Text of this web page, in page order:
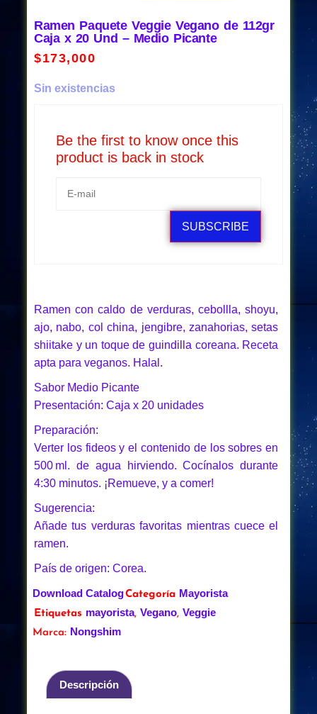
Ramen Paquete Veggie Vegano de 112gr
Caja x 20 Und – Medio Picante
$173,000
Sin existencias
Be the first to know once this
product is back in stock
SUBSCRIBE
Ramen con caldo de verduras, cebollla, shoyu,
ajo, nabo, col china, jengibre, zanahorias, setas
shiitake y un toque de guindilla coreana. Receta
apta para veganos. Halal.
Sabor Medio Picante
Presentación: Caja x 20 unidades
Preparación:
Verter los fideos y el contenido de los sobres en
500 ml. de agua hirviendo. Cocínalos durante
4:30 minutos. ¡Remueve, y a comer!
Sugerencia:
Añade tus verduras favoritas mientras cuece el
ramen.
País de origen: Corea.
Download CatalogCategoría Mayorista
Etiquetas mayorista, Vegano, Veggie
Marca: Nongshim
Descripción